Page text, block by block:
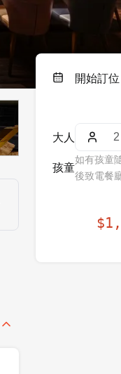
開始訂位
大人
孩童
如有孩童
後致電餐
$